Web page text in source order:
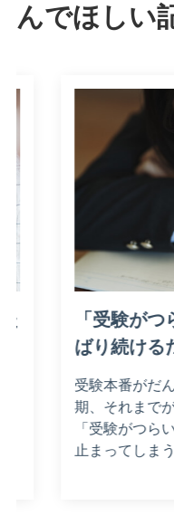
んでほしい
「受験がつら
ばり続けるた
受験本番がだんだ
期、それまでがん
「受験がつらい」
止まってしまう……